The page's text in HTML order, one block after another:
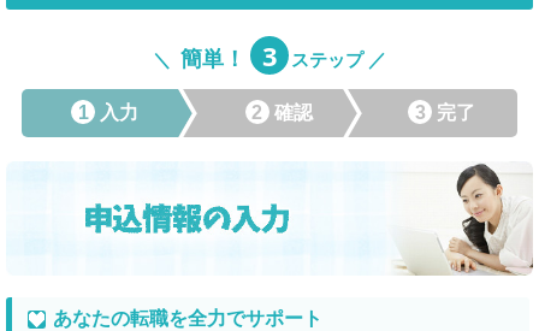
＼ 簡単！ 3 ステップ ／
1 入力 2 確認 3 完了
あなたの転職を全力でサポート